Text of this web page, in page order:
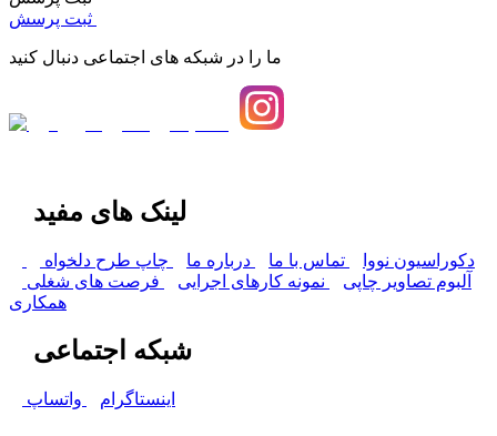
ما را در شبکه های اجتماعی دنبال کنید
لینک های مفید
دکوراسیون نووا تماس با ما درباره ما
چاپ طرح دلخواه
آلبوم تصاویر چاپی
نمونه کارهای اجرایی
فرصت های شغلی
همکاری
شبکه اجتماعی
اینستاگرام واتساپ